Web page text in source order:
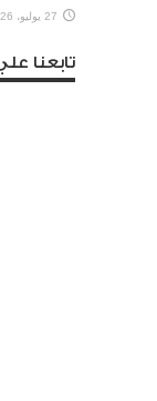
27 يوليو، 2026
تابعنا